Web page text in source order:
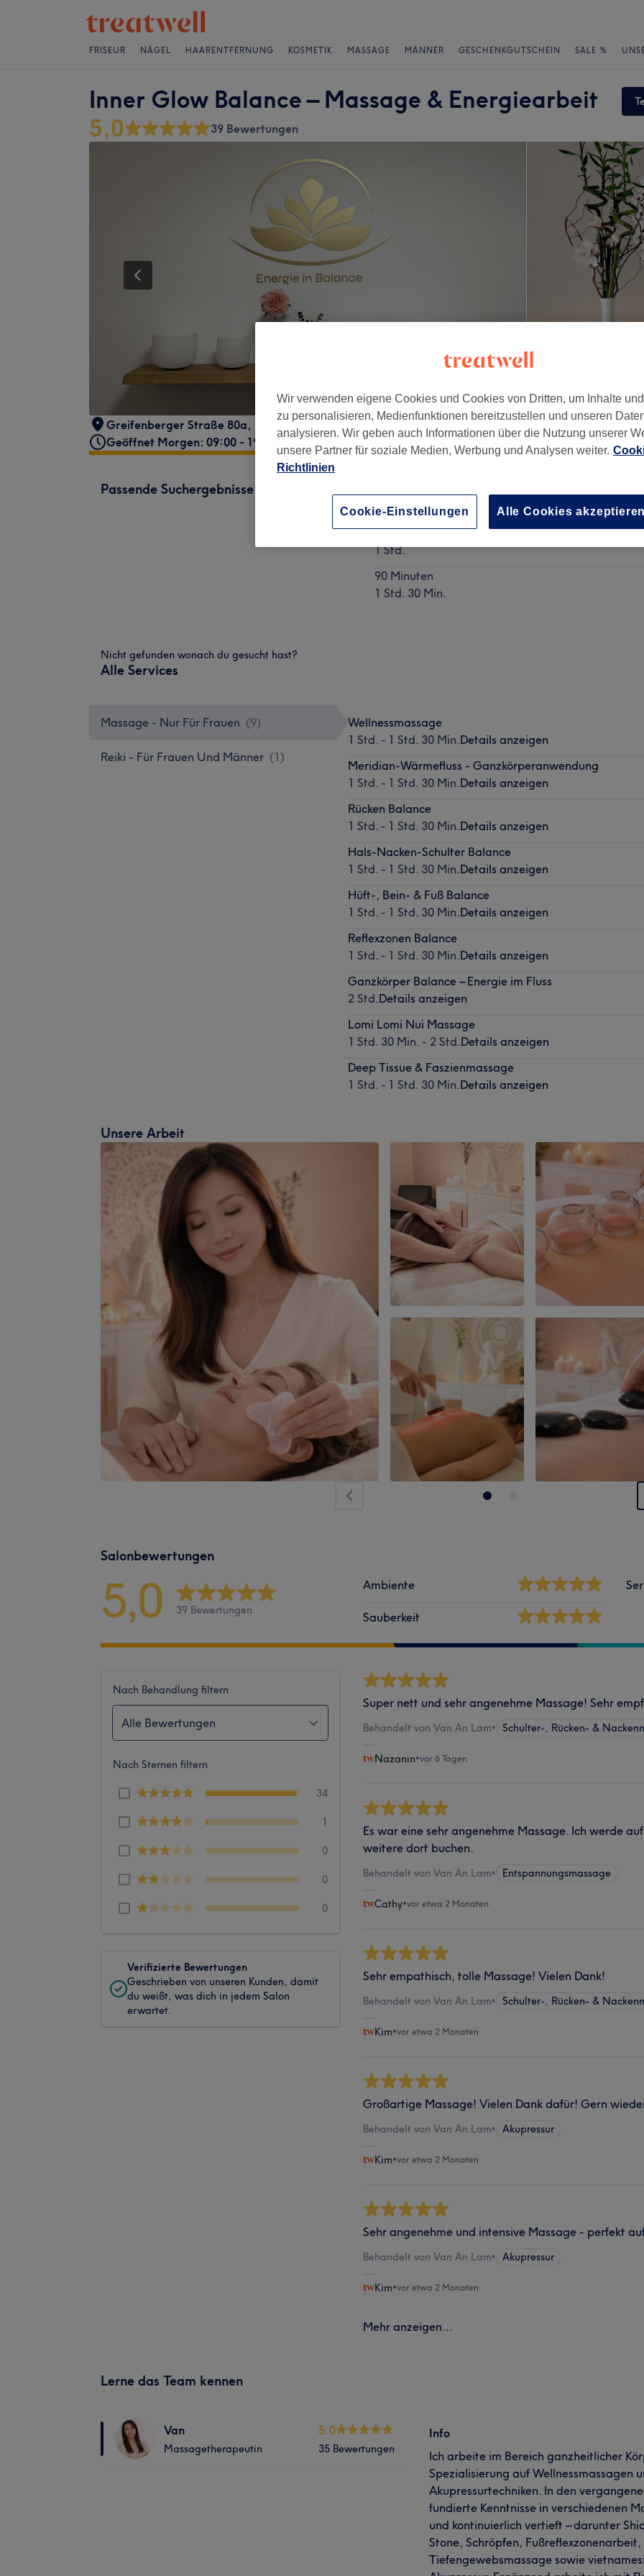
FRISEUR NÄGEL HAARENTFERNUNG KOSMETIK MASSAGE MÄNNER GESCHENKGUTSCHEIN SALE %
Inner Glow Balance – Massage & Energiearbeit
5,0 39 Bewertungen
Greifenberger Straße 80a, Hamburg, 22147
Geöffnet Morgen: 09:00 - 19:00
Passende Suchergebnisse
Details anzeigen
60 Minuten
1 Std.
90 Minuten
1 Std. 30 Min.
Nicht gefunden wonach du gesucht hast?
Alle Services
Massage - Nur Für Frauen (9)
Reiki - Für Frauen Und Männer (1)
Wellnessmassage
1 Std. - 1 Std. 30 Min.Details anzeigen
Meridian-Wärmefluss - Ganzkörperanwendung
1 Std. - 1 Std. 30 Min.Details anzeigen
Rücken Balance
1 Std. - 1 Std. 30 Min.Details anzeigen
Hals-Nacken-Schulter Balance
1 Std. - 1 Std. 30 Min.Details anzeigen
Hüft-, Bein- & Fuß Balance
1 Std. - 1 Std. 30 Min.Details anzeigen
Reflexzonen Balance
1 Std. - 1 Std. 30 Min.Details anzeigen
Ganzkörper Balance – Energie im Fluss
2 Std.Details anzeigen
Lomi Lomi Nui Massage
1 Std. 30 Min. - 2 Std.Details anzeigen
Deep Tissue & Faszienmassage
1 Std. - 1 Std. 30 Min.Details anzeigen
Unsere Arbeit
Salonbewertungen
5,0 39 Bewertungen
Ambiente
Sauberkeit
Nach Behandlung filtern
Alle Bewertungen
Nach Sternen filtern
34
1
0
0
0
Verifizierte Bewertungen
Geschrieben von unseren Kunden, damit
du weißt, was dich in jedem Salon
erwartet.
Super nett und sehr angenehme Massage! Sehr
Behandelt von Van An Lam• Schulter-, Rücken- &
Nazanin•vor 6 Tagen
Es war eine sehr angenehme Massage. Ich werde
weitere dort buchen.
Behandelt von Van An Lam• Entspannungsmassage
Cathy•vor etwa 2 Monaten
Sehr empathisch, tolle Massage! Vielen Dank!
Behandelt von Van An Lam• Schulter-, Rücken- &
Kim•vor etwa 2 Monaten
Großartige Massage! Vielen Dank dafür! Gern
Behandelt von Van An Lam• Akupressur
Kim•vor etwa 2 Monaten
Sehr angenehme und intensive Massage - perfekt
Behandelt von Van An Lam• Akupressur
Kim•vor etwa 2 Monaten
Mehr anzeigen...
Lerne das Team kennen
Van
Massagetherapeutin
5.0
35 Bewertungen
Info
Ich arbeite im Bereich ganzheitlicher
Spezialisierung auf Wellnessmassagen
Akupressurtechniken. In den
fundierte Kenntnisse in verschiedenen
und kontinuierlich vertieft – darunter
Stone, Schröpfen,
Tiefengewebsmassage sowie
Wir verwenden eigene Cookies und Cookies von Dritten, um Inhalte
zu personalisieren, Medienfunktionen bereitzustellen und unseren
analysieren. Wir geben auch Informationen über die Nutzung unserer
unsere Partner für soziale Medien, Werbung und Analysen weiter.
Richtlinien
Cookie-Einstellungen Alle Cookies